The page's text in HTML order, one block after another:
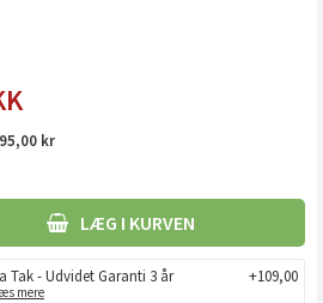
kr
LÆG I KURVEN
Tak - Udvidet Garanti 3 år
mere
+109,00